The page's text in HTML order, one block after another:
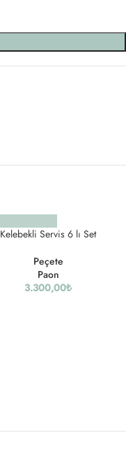
Kelebekli Servis 6 lı Set
Peçete
Paon
3.300,00₺